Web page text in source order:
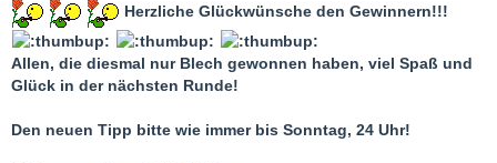
Herzliche Glückwünsche den Gewinnern!!!
Allen, die diesmal nur Blech gewonnen haben, viel Spaß und
Glück in der nächsten Runde!
Den neuen Tipp bitte wie immer bis Sonntag, 24 Uhr!